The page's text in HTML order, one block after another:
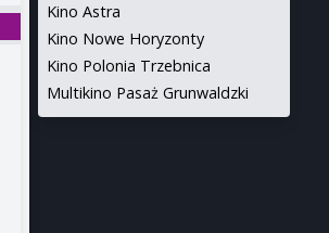
Kino Astra
Kino Nowe Horyzonty
Kino Polonia Trzebnica
Multikino Pasaż Grunwaldzki